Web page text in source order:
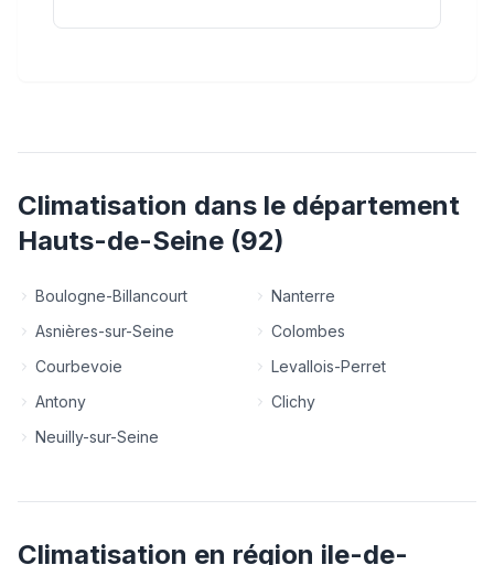
Climatisation dans le département
Hauts-de-Seine (92)
Boulogne-Billancourt
Nanterre
Asnières-sur-Seine
Colombes
Courbevoie
Levallois-Perret
Antony
Clichy
Neuilly-sur-Seine
Climatisation en région ile-de-